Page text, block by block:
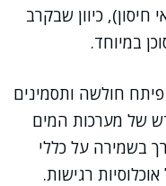
חיסון), כיוון שבקרב
במיוחד.
חולשה ותסמינים
של מערכות המים
בשמירה על כללי
רגישות.